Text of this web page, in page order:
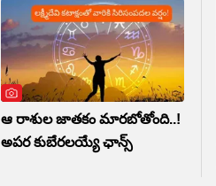
ఆ రాశుల జాతకం మారబోతోంది..!
అపర కుబేరలయ్యే ఛాన్స్